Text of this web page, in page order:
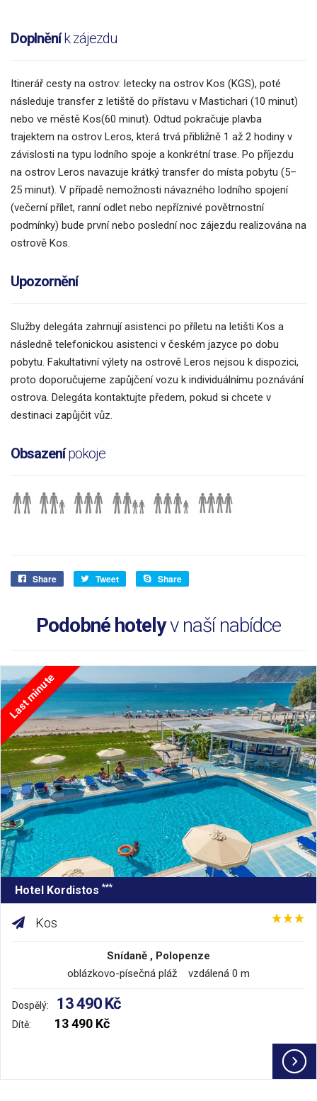
Doplněník zájezdu
Itinerář cesty na ostrov: letecky na ostrov Kos (KGS), poté
následuje transfer z letiště do přístavu v Mastichari (10 minut)
nebo ve městě Kos(60 minut). Odtud pokračuje plavba
trajektem na ostrov Leros, která trvá přibližně 1 až 2 hodiny v
závislosti na typu lodního spoje a konkrétní trase. Po příjezdu
na ostrov Leros navazuje krátký transfer do místa pobytu (5–
25 minut). V případě nemožnosti návazného lodního spojení
(večerní přílet, ranní odlet nebo nepříznivé povětrnostní
podmínky) bude první nebo poslední noc zájezdu realizována na
ostrově Kos.
Upozornění
Služby delegáta zahrnují asistenci po příletu na letišti Kos a
následně telefonickou asistenci v českém jazyce po dobu
pobytu. Fakultativní výlety na ostrově Leros nejsou k dispozici,
proto doporučujeme zapůjčení vozu k individuálnímu poznávání
ostrova. Delegáta kontaktujte předem, pokud si chcete v
destinaci zapůjčit vůz.
Obsazenípokoje
Share Tweet Share
Podobné hotelyv naší nabídce
Last minute
Hotel Kordistos ***
Kos
Snídaně , Polopenze
oblázkovo-písečná pláž vzdálená 0 m
Dospělý: 13 490 Kč
Dítě: 13 490 Kč